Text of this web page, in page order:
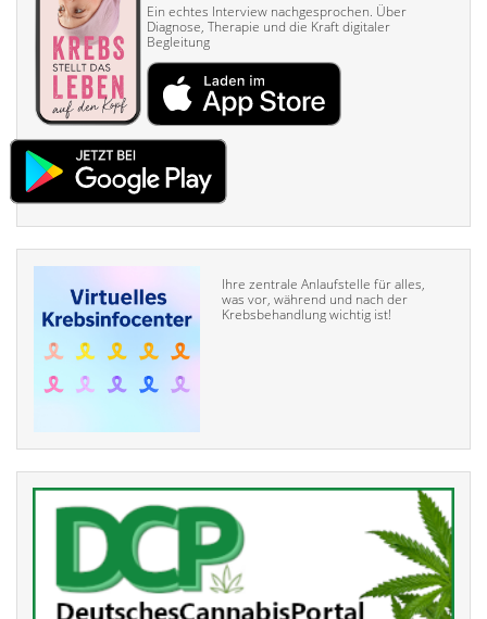
Ein echtes Interview nach­gesprochen. Über
Diagnose, Therapie und die Kraft digitaler
Begleitung
Ihre zentrale Anlaufstelle für alles,
was vor, während und nach der
Krebsbehandlung wichtig ist!